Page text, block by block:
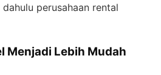
perusahaan rental
Menjadi Lebih Mudah